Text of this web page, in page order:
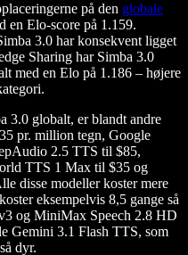
på den globale
en Elo-score på 1.159.
3.0 har konsekvent ligget
Sharing har Simba 3.0
med en Elo på 1.186 – højere
3.0 globalt, er blandt andre
pr. million tegn, Google
2.5 TTS til $85,
TTS 1 Max til $35 og
disse modeller koster mere
eksempelvis 8,5 gange så
og MiniMax Speech 2.8 HD
Gemini 3.1 Flash TTS, som
dyr.